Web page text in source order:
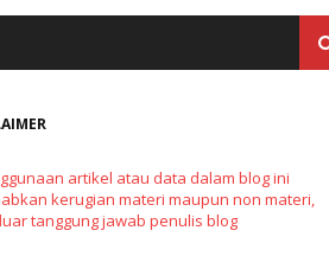
artikel atau data dalam blog ini
kerugian materi maupun non materi,
tanggung jawab penulis blog